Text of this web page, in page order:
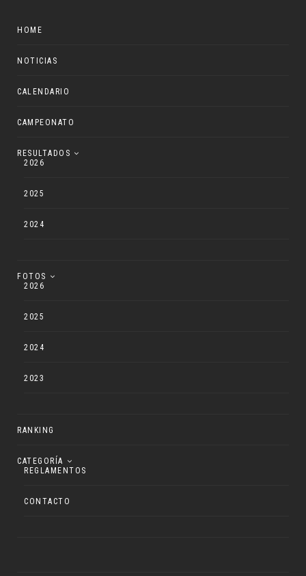
HOME
NOTICIAS
CALENDARIO
CAMPEONATO
RESULTADOS
2026
2025
2024
FOTOS
2026
2025
2024
2023
RANKING
CATEGORÍA
REGLAMENTOS
CONTACTO